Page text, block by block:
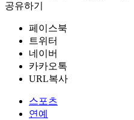
공유하기
페이스북
트위터
네이버
카카오톡
URL복사
스포츠
연예